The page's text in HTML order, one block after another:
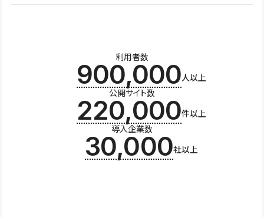
利用者数
900,000人以上
公開サイト数
220,000件以上
導入企業数
30,000社以上